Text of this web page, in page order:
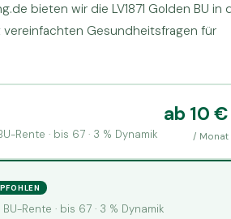
bieten wir die LV1871 Golden BU in
vereinfachten Gesundheitsfragen für
Rente · bis 67 · 3 % Dynamik
ab 10 €
/ Monat
Rente · bis 67 · 3 % Dynamik